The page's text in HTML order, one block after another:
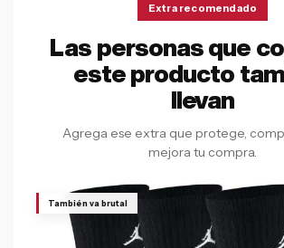
Extra recomendado
Las personas que
este producto
llevan
Agrega ese extra que protege,
mejora tu compra.
También va brutal